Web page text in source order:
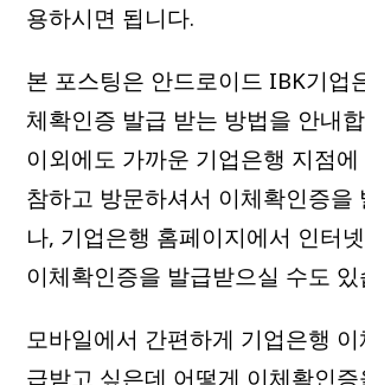
용하시면 됩니다.
본 포스팅은 안드로이드 IBK기업
체확인증 발급 받는 방법을 안내
이외에도 가까운 기업은행 지점에
참하고 방문하셔서 이체확인증을
나, 기업은행 홈페이지에서 인터
이체확인증을 발급받으실 수도 있
모바일에서 간편하게 기업은행
급받고 싶은데 어떻게 이체확인